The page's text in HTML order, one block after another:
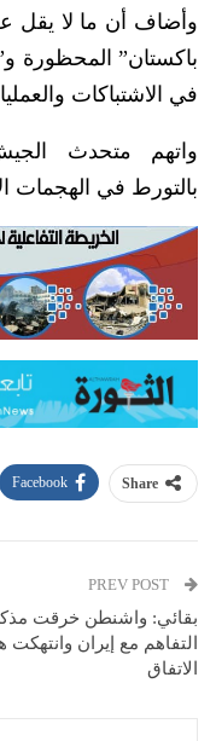
باكستان” المحظورة
في الاشتباكات
واتهم متحدث الجيش
بالتورط في الهجمات
Share
Facebook
بقائي: واشنطن خرقت
التفاهم مع إيران وانتهكت
الاتفاق